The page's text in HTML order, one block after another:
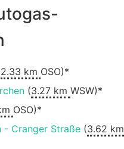
2.33 km OSO)*
(3.27 km WSW)*
OSO)*
- Cranger Straße(3.62 km